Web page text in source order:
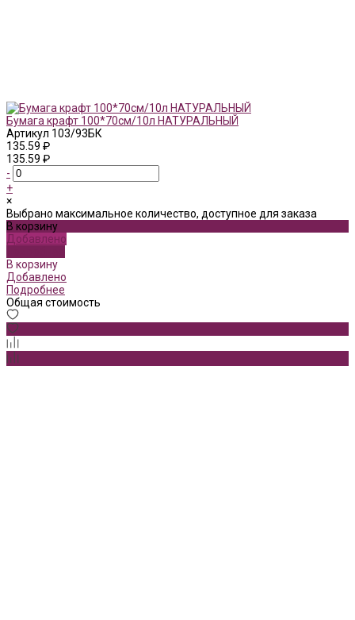
Бумага крафт 100*70см/10л НАТУРАЛЬНЫЙ
Артикул 103/93БК
135.59 ₽
135.59 ₽
-
+
×
Выбрано максимальное количество, доступное для заказа
В корзину
Добавлено
В корзину
Добавлено
Подробнее
Общая стоимость